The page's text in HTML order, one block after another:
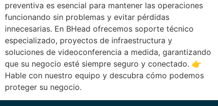
preventiva es esencial para mantener las operaciones
funcionando sin problemas y evitar pérdidas
innecesarias. En BHead ofrecemos soporte técnico
especializado, proyectos de infraestructura y
soluciones de videoconferencia a medida, garantizando
que su negocio esté siempre seguro y conectado. 👉
Hable con nuestro equipo y descubra cómo podemos
proteger su negocio.